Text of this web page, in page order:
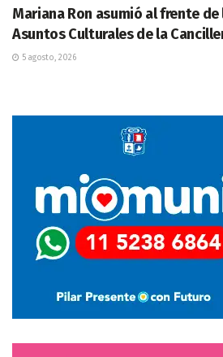
Mariana Ron asumió al frente
Asuntos Culturales de la
5 agosto, 2026